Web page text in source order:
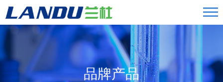
品牌产品